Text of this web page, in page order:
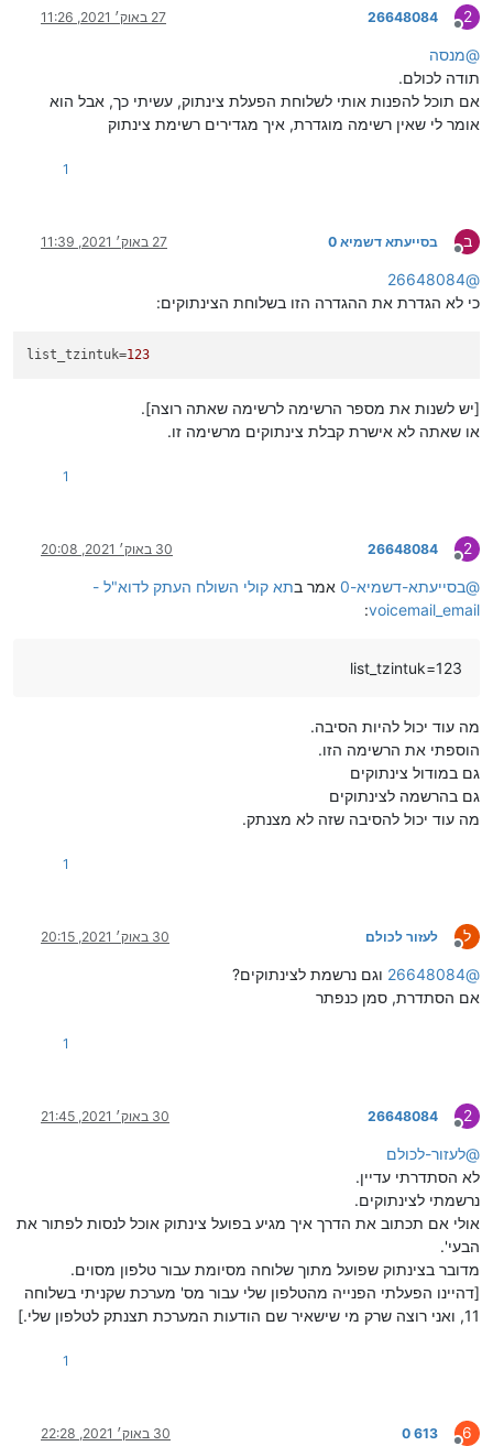
2
מנותק
26648084 27 באוק׳ 2021, 11:26
@מנסה
תודה לכולם.
אם תוכל להפנות אותי לשלוחת הפעלת צינתוק, עשיתי כך, אבל הוא
אומר לי שאין רשימה מוגדרת, איך מגדירים רשימת צינתוק
1
ב
מנותק
בסייעתא דשמיא 0 27 באוק׳ 2021, 11:39
@
26648084
כי לא הגדרת את ההגדרה הזו בשלוחת הצינתוקים:
list_tzintuk=123
[יש לשנות את מספר הרשימה לרשימה שאתה רוצה].
או שאתה לא אישרת קבלת צינתוקים מרשימה זו.
1
2
מנותק
26648084 30 באוק׳ 2021, 20:08
@בסייעתא-דשמיא-0 אמר בתא קולי השולח העתק לדוא"ל -
voicemail_email
:
list_tzintuk=123
מה עוד יכול להיות הסיבה.
הוספתי את הרשימה הזו.
גם במודול צינתוקים
גם בהרשמה לצינתוקים
מה עוד יכול להסיבה שזה לא מצנתק.
1
ל
מנותק
לעזור לכולם 30 באוק׳ 2021, 20:15
@
26648084 וגם נרשמת לצינתוקים?
אם הסתדרת, סמן כנפתר
1
2
מנותק
26648084 30 באוק׳ 2021, 21:45
@לעזור-לכולם
לא הסתדרתי עדיין.
נרשמתי לצינתוקים.
אולי אם תכתוב את הדרך איך מגיע בפועל צינתוק אוכל לנסות לפתור את
הבעי'.
מדובר בצינתוק שפועל מתוך שלוחה מסיומת עבור טלפון מסוים.
[דהיינו הפעלתי הפנייה מהטלפון שלי עבור מס' מערכת שקניתי בשלוחה
11, ואני רוצה שרק מי שישאיר שם הודעות המערכת תצנתק לטלפון שלי.]
1
6
613 0 30 באוק׳ 2021, 22:28